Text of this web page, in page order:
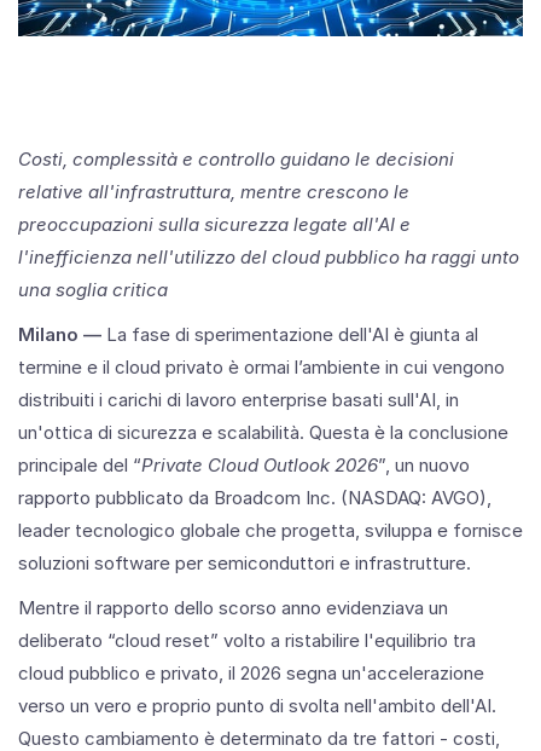
Costi, complessità e controllo guidano le decisioni
relative all'infrastruttura, mentre crescono le
preoccupazioni sulla sicurezza legate all'AI e
l'inefficienza nell'utilizzo del cloud pubblico ha raggi unto
una soglia critica
Milano — La fase di sperimentazione dell'AI è giunta al
termine e il cloud privato è ormai l’ambiente in cui vengono
distribuiti i carichi di lavoro enterprise basati sull'AI, in
un'ottica di sicurezza e scalabilità. Questa è la conclusione
principale del “Private Cloud Outlook 2026”, un nuovo
rapporto pubblicato da Broadcom Inc. (NASDAQ: AVGO),
leader tecnologico globale che progetta, sviluppa e fornisce
soluzioni software per semiconduttori e infrastrutture.
Mentre il rapporto dello scorso anno evidenziava un
deliberato “cloud reset” volto a ristabilire l'equilibrio tra
cloud pubblico e privato, il 2026 segna un'accelerazione
verso un vero e proprio punto di svolta nell'ambito dell'AI.
Questo cambiamento è determinato da tre fattori - costi,